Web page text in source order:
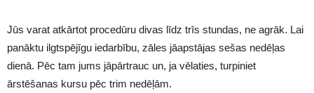
Jūs varat atkārtot procedūru divas līdz trīs stundas, ne agrāk. Lai
panāktu ilgtspējīgu iedarbību, zāles jāapstājas sešas nedēļas
dienā. Pēc tam jums jāpārtrauc un, ja vēlaties, turpiniet
ārstēšanas kursu pēc trim nedēļām.